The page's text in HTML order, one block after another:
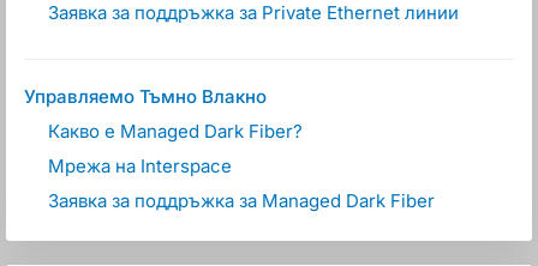
Заявка за поддръжка за Private Ethernet линии
Управляемо Тъмно Влакно
Какво е Managed Dark Fiber?
Мрежа на Interspace
Заявка за поддръжка за Managed Dark Fiber